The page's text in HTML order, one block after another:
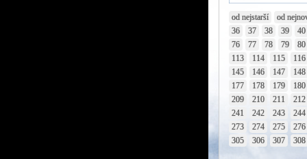
od nejstarší
od
36
37 38 39
40
76
77 78 79
80
113
114 115
116
145
146 147
148
177
178 179
180
209
210 211
212
241
242 243
244
273
274 275
276
305
306 307 308